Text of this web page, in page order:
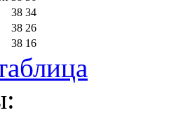
38 34
38 26
38 16